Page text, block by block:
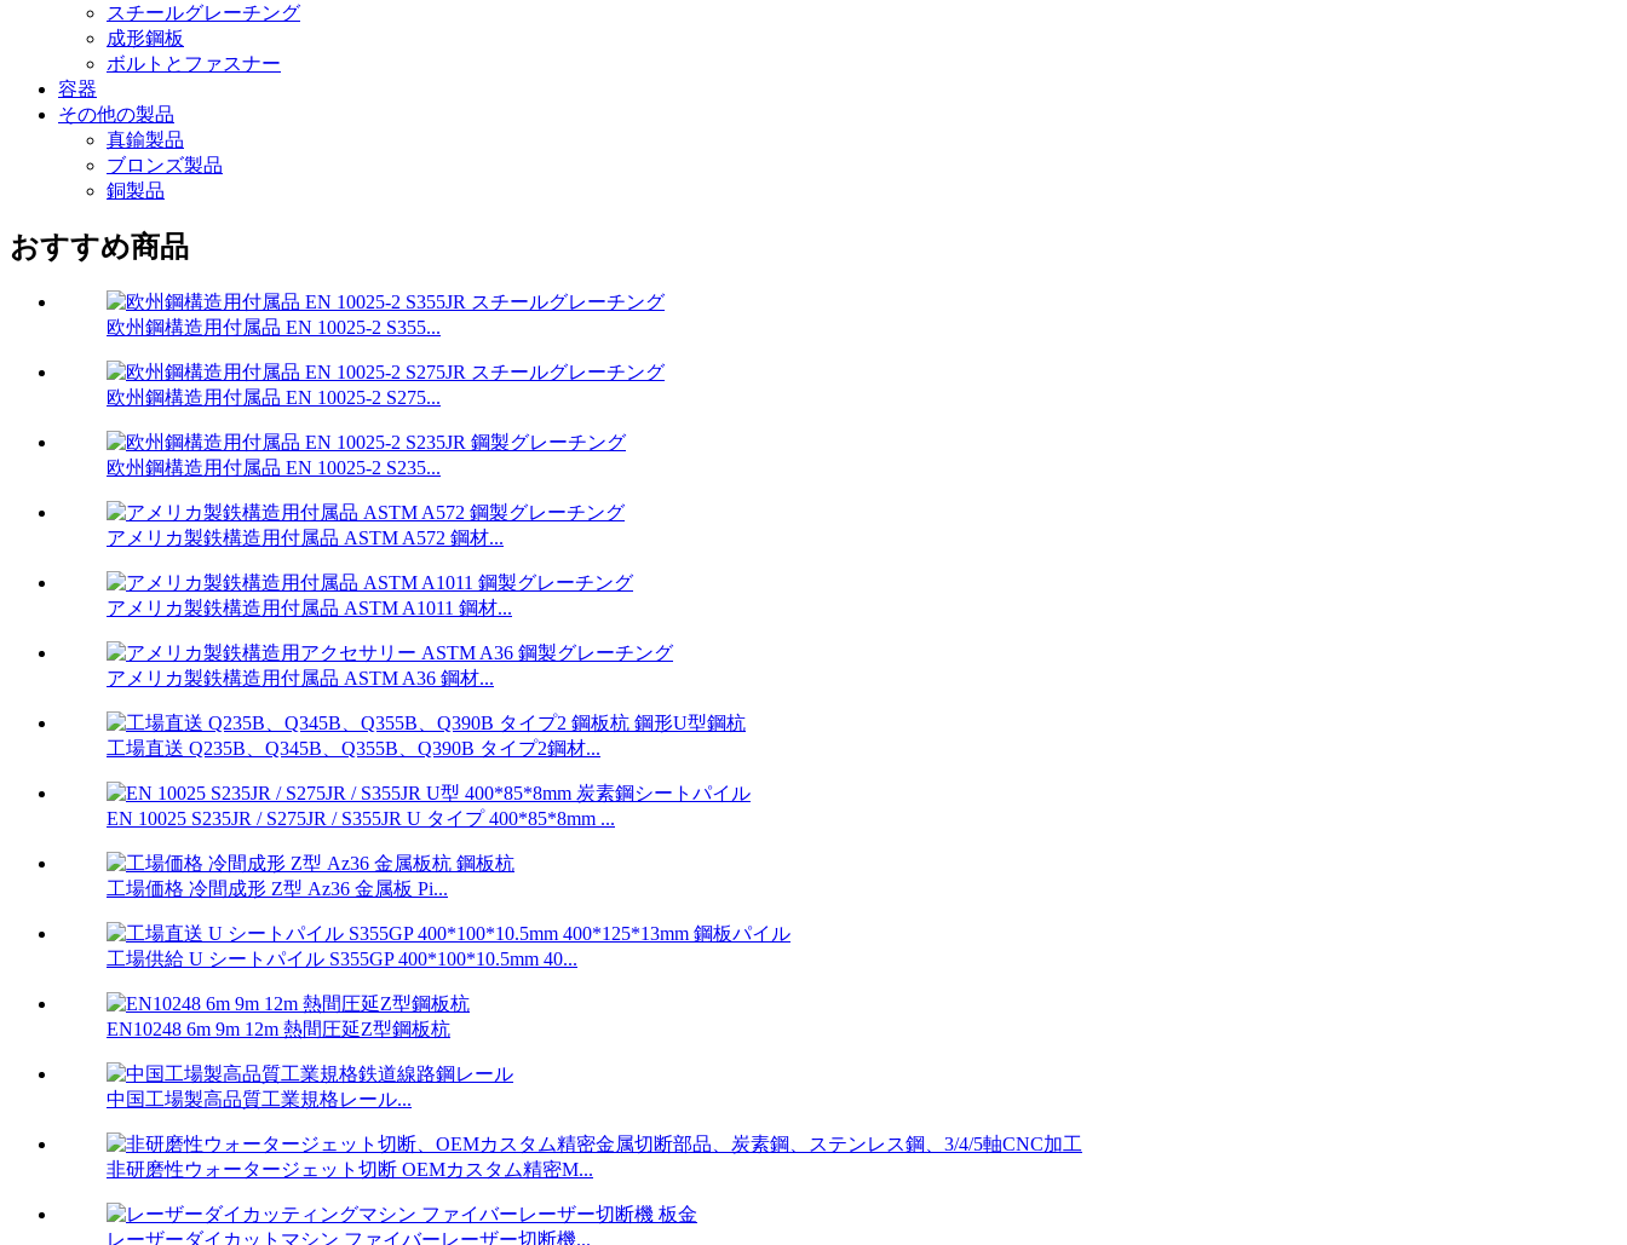
スチールグレーチング
成形鋼板
ボルトとファスナー
容器
その他の製品
真鍮製品
ブロンズ製品
銅製品
おすすめ商品
欧州鋼構造用付属品 EN 10025-2 S355...
欧州鋼構造用付属品 EN 10025-2 S275...
欧州鋼構造用付属品 EN 10025-2 S235...
アメリカ製鉄構造用付属品 ASTM A572 鋼材...
アメリカ製鉄構造用付属品 ASTM A1011 鋼材...
アメリカ製鉄構造用付属品 ASTM A36 鋼材...
工場直送 Q235B、Q345B、Q355B、Q390B タイプ2鋼材...
EN 10025 S235JR / S275JR / S355JR U タイプ 400*85*8mm ...
工場価格 冷間成形 Z型 Az36 金属板 Pi...
工場供給 U シートパイル S355GP 400*100*10.5mm 40...
EN10248 6m 9m 12m 熱間圧延Z型鋼板杭
中国工場製高品質工業規格レール...
非研磨性ウォータージェット切断 OEMカスタム精密M...
レーザーダイカットマシン ファイバーレーザー切断機...